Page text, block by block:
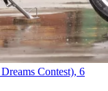
Contest), 6